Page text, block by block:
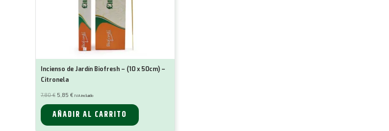
Incienso de Jardín Biofresh – (10 x 50cm) –
Citronela
7,80€ El
precio
original
era:
7,80 €.
5,85 €El
actual
5,85 €.
IVA incluido
AÑADIR AL CARRITO